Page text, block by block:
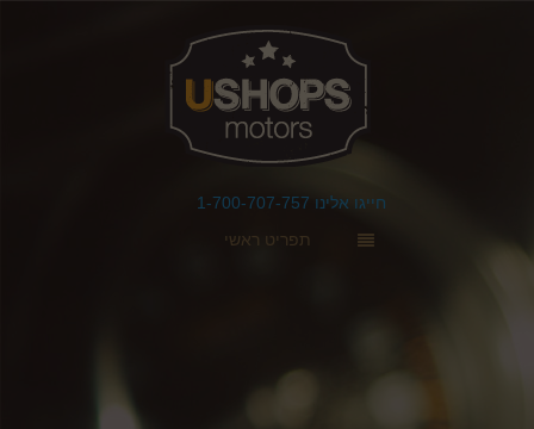
חייגו אלינו 1-700-707-757
תפריט ראשי